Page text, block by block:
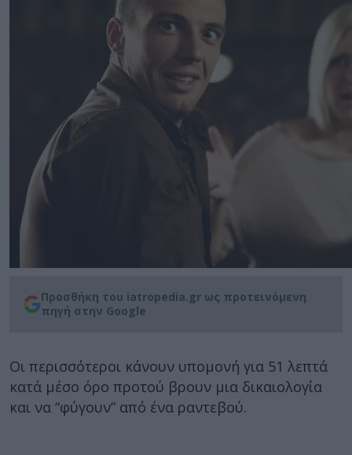
Προσθήκη του iatropedia.gr ως προτεινόμενη
πηγή στην Google
Οι περισσότεροι κάνουν υπομονή για 51 λεπτά
κατά μέσο όρο προτού βρουν μια δικαιολογία
και να “φύγουν” από ένα ραντεβού.